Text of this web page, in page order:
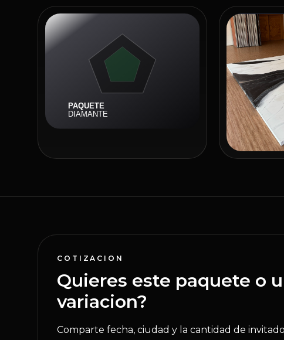
COTIZACION
Quieres este paquete o
variacion?
Comparte fecha, ciudad y la cantidad de